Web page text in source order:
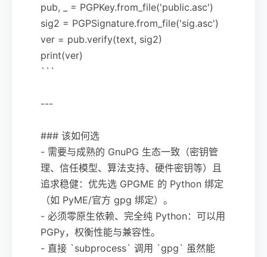
pub, _ = PGPKey.from_file('public.asc')
sig2 = PGPSignature.from_file('sig.asc')
ver = pub.verify(text, sig2)
print(ver)
```
---
### 该如何选
- 需要与成熟的 GnuPG 生态一致（密钥管
理、信任模型、算法支持、硬件密钥等）且
追求稳健：优先选 GPGME 的 Python 绑定
（如 PyME/官方 gpg 绑定）。
- 必须零原生依赖、完全纯 Python：可以用
PGPy，权衡性能与兼容性。
- 直接 `subprocess` 调用 `gpg` 虽然能